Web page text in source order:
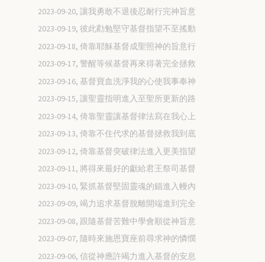
2023-09-20, 讓我勇敢不退後忍耐行完神旨意
2023-09-19, 彼此勸勉堅守基督指望不至搖動
2023-09-18, 倚靠耶穌基督成聖照神的旨意行
2023-09-17, 警醒等候基督再來得著完全拯救
2023-09-16, 基督寶血洗淨我的心使我事奉神
2023-09-15, 讓聖靈指明進入至聖所更新的路
2023-09-14, 倚靠聖靈讓基督律法寫在我心上
2023-09-13, 倚靠不住代求的基督拯救我到底
2023-09-12, 倚靠基督突破律法進入更美指望
2023-09-11, 將得來最好的獻給君王祭司基督
2023-09-10, 緊抓基督堅固靈魂的錨進入幔內
2023-09-09, 竭力追求基督脫離開端進到完全
2023-09-08, 跟隨基督苦難中學會順從神旨意
2023-09-07, 隨時來施恩寶座前尋求神的憐憫
2023-09-06, 信從神應許竭力進入基督的安息